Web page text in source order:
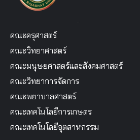
คณะครุศาสตร์
คณะวิทยาศาสตร์
คณะมนุษยศาสตร์และสังคมศาสตร์
คณะวิทยาการจัดการ
คณะพยาบาลศาสตร์
คณะเทคโนโลยีการเกษตร
คณะเทคโนโลยีอุตสาหกรรม